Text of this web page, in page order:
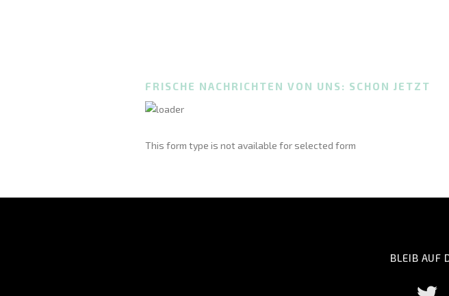
FRISCHE NACHRICHTEN VON UNS: SCHON JETZT
This form type is not available for selected form
BLEIB AUF